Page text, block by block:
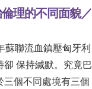
理的不同面貌／
蘇聯流血鎮壓匈牙利
卻 保持緘默。究竟巴
三個不同處境有三個